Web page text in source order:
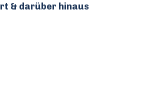
& darüber hinaus